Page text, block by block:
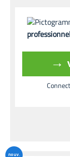
→
nouv.